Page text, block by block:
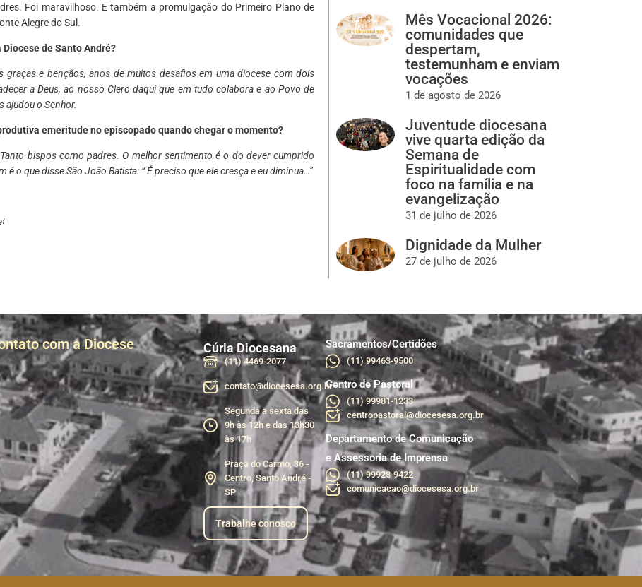
Foi maravilhoso. E também a promulgação do Primeiro Plano de
Alegre do Sul.
de Santo André?
e bençãos, anos de muitos desafios em uma diocese com dois
a Deus, ao nosso Clero daqui que em tudo colabora e ao Povo de
ajudou o Senhor.
emeritude no episcopado quando chegar o momento?
bispos como padres. O melhor sentimento é o do dever cumprido
o que disse São João Batista: “ É preciso que ele cresça e eu diminua…”
Mês Vocacional 2026:
comunidades que
despertam,
testemunham e enviam
vocações
1 de agosto de 2026
Juventude diocesana
vive quarta edição da
Semana de
Espiritualidade com
foco na família e na
evangelização
31 de julho de 2026
Dignidade da Mulher
27 de julho de 2026
com a Diocese Cúria Diocesana
(11) 4469-2077
contato@diocesesa.org.br
Segunda a sexta das
9h às 12h e das 13h30
às 17h
Praça do Carmo, 36 -
Centro, Santo André -
SP
Trabalhe conosco
Sacramentos/Certidões
(11) 99463-9500
Centro de Pastoral
(11) 99981-1233
centropastoral@diocesesa.org.br
Departamento de Comunicação
e Assessoria de Imprensa
(11) 99928-9422
comunicacao@diocesesa.org.br